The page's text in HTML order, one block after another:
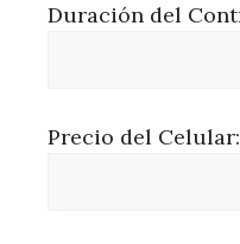
Duración del
Precio del Celular: